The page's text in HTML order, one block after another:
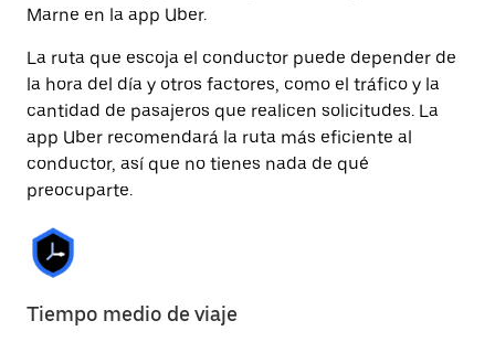
Marne en la app Uber.
La ruta que escoja el conductor puede depender de
la hora del día y otros factores, como el tráfico y la
cantidad de pasajeros que realicen solicitudes. La
app Uber recomendará la ruta más eficiente al
conductor, así que no tienes nada de qué
preocuparte.
Tiempo medio de viaje